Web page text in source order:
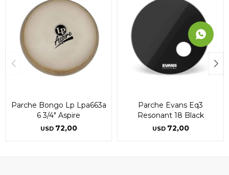
Parche Bongo Lp Lpa663a
6 3/4" Aspire
USD 72,00
Parche Evans Eq3
Resonant 18 Black
USD 72,00